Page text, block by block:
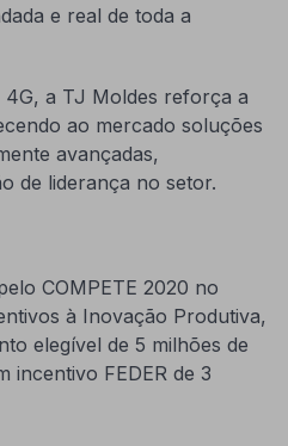
e real de toda a
a TJ Moldes reforça a
ao mercado soluções
avançadas,
de liderança no setor.
COMPETE 2020 no
à Inovação Produtiva,
elegível de 5 milhões de
incentivo FEDER de 3